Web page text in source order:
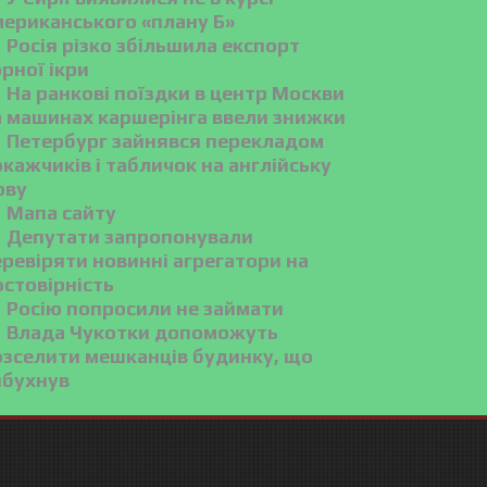
«плану Б»
Росія різко збільшила експорт
ікри
На ранкові поїздки в центр Москви
машинах каршерінга ввели знижки
Петербург зайнявся перекладом
і табличок на англійську
Мапа сайту
Депутати запропонували
новинні агрегатори на
Росію попросили не займати
Влада Чукотки допоможуть
мешканців будинку, що